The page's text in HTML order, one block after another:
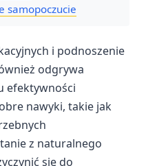
samopoczucie
i podnoszenie
odgrywa
efektywności
nawyki, takie jak
z naturalnego
się do